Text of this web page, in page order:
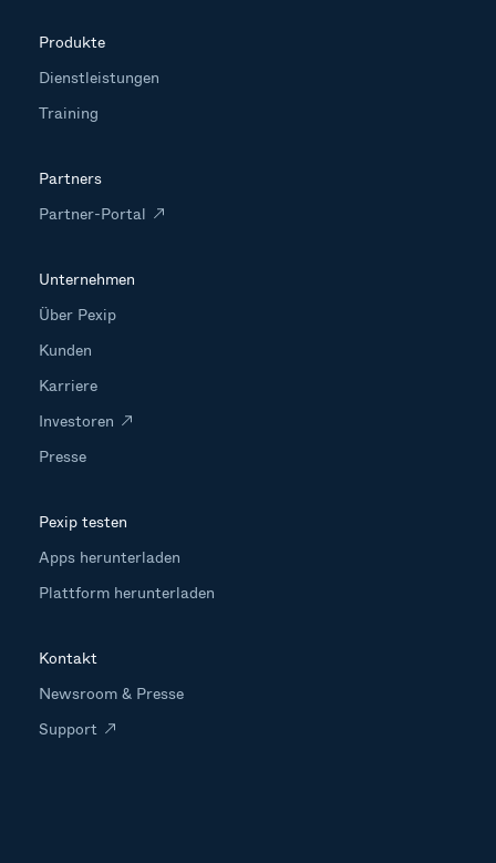
Produkte
Dienstleistungen
Training
Partners
Partner-Portal
Unternehmen
Über Pexip
Kunden
Karriere
Investoren
Presse
Pexip testen
Apps herunterladen
Plattform herunterladen
Kontakt
Newsroom & Presse
Support